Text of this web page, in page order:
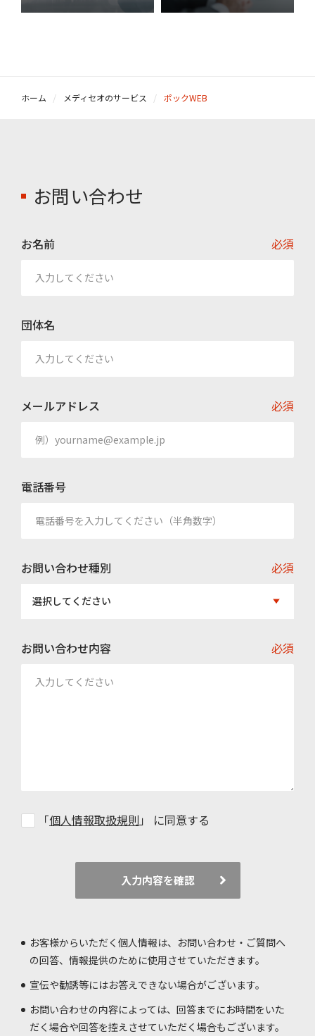
ホーム メディセオのサービス ポックWEB
お問い合わせ
お名前 必須
団体名
メールアドレス 必須
電話番号
お問い合わせ種別 必須
選択してください
お問い合わせ内容 必須
「個人情報取扱規則 」 に同意する
入力内容を確認
お客様からいただく個人情報は、お問い合わせ・ご質問へ
の回答、情報提供のために使用させていただきます。
宣伝や勧誘等にはお答えできない場合がございます。
お問い合わせの内容によっては、回答までにお時間をいた
だく場合や回答を控えさせていただく場合もございます。